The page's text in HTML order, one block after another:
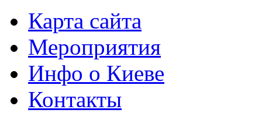
Карта сайта
Мероприятия
Инфо о Киеве
Контакты